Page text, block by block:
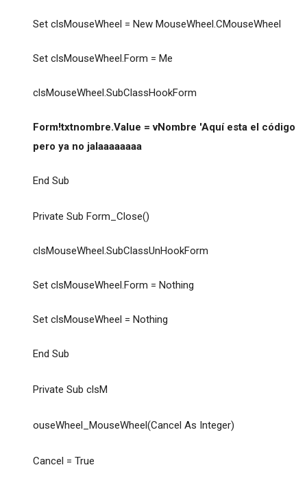
Set clsMouseWheel = New MouseWheel.CMouseWheel
Set clsMouseWheel.Form = Me
clsMouseWheel.SubClassHookForm
Form!txtnombre.Value = vNombre 'Aquí esta el código
pero ya no jalaaaaaaaa
End Sub
Private Sub Form_Close()
clsMouseWheel.SubClassUnHookForm
Set clsMouseWheel.Form = Nothing
Set clsMouseWheel = Nothing
End Sub
Private Sub clsM
ouseWheel_MouseWheel(Cancel As Integer)
Cancel = True